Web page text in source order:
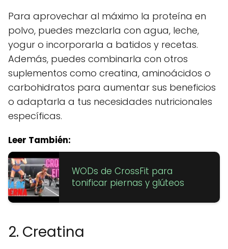
Para aprovechar al máximo la proteína en
polvo, puedes mezclarla con agua, leche,
yogur o incorporarla a batidos y recetas.
Además, puedes combinarla con otros
suplementos como creatina, aminoácidos o
carbohidratos para aumentar sus beneficios
o adaptarla a tus necesidades nutricionales
específicas.
Leer También:
WODs de CrossFit para
tonificar piernas y glúteos
2. Creatina